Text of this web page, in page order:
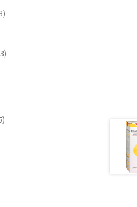
3
773
9965